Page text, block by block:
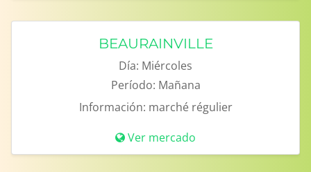
BEAURAINVILLE
Día: Miércoles
Período: Mañana
Información: marché régulier
Ver mercado